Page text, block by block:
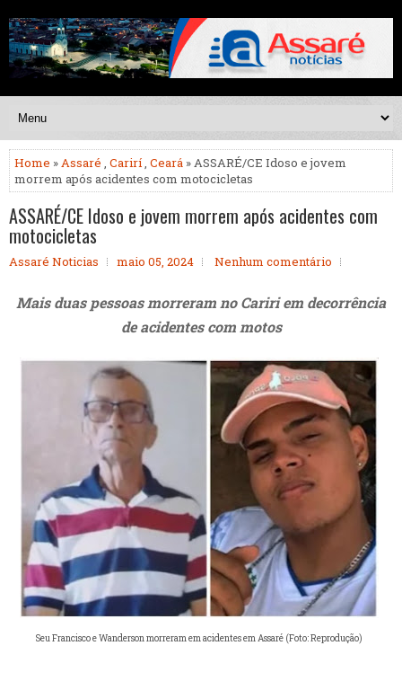
Home »Assaré , Carirí, Ceará » ASSARÉ/CE Idoso e jovem
morrem após acidentes com motocicletas
ASSARÉ/CE Idoso e jovem morrem após acidentes com
motocicletas
Assaré Noticias maio 05, 2024 Nenhum comentário
Mais duas pessoas morreram no Cariri em decorrência
de acidentes com motos
Seu Francisco e Wanderson morreram em acidentes em Assaré (Foto: Reprodução)